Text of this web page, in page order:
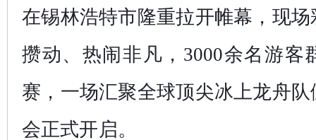
在锡林浩特市隆重拉开帷幕，现
攒动、热闹非凡，3000余名游客
赛，一场汇聚全球顶尖冰上龙舟
会正式开启。